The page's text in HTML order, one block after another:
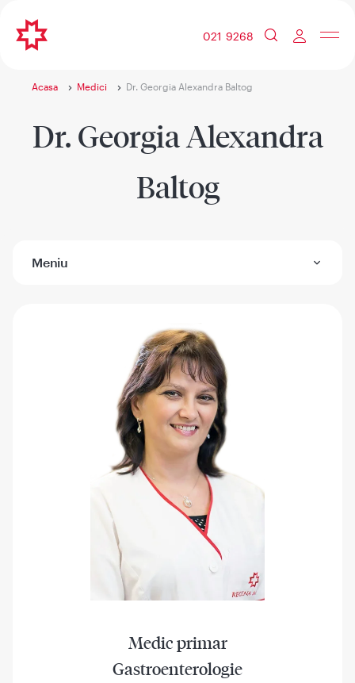
021 9268
Acasa Medici Dr. Georgia Alexandra Baltog
Dr. Georgia Alexandra
Baltog
Meniu
Medic primar
Gastroenterologie